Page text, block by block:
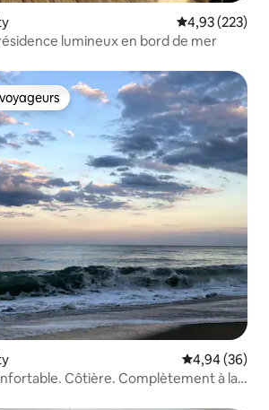
Note
4,93 (223)
lumineux en bord de mer
parmi les plus aimés
Note
4,94 (36)
Côtière. Complètement à la